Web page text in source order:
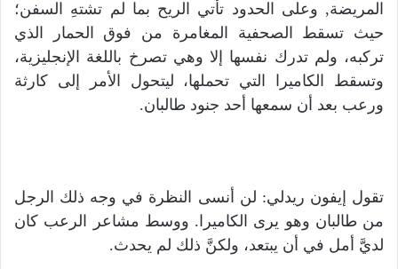
المريضة, وعلى الحدود تأتي الريح بما لم تشتهِ السفن؛
حيث تسقط الصحفية المغامرة من فوق الحمار الذي
تركبه، ولم تدرك نفسها إلا وهي تصرخ باللغة الإنجليزية،
وتسقط الكاميرا التي تحملها، ليتحول الأمر إلى كارثة
ورعب بعد أن سمعها أحد جنود طالبان.
تقول إيفون ريدلي: لن أنسى النظرة في وجه ذلك الرجل
من طالبان وهو يرى الكاميرا. ووسط مشاعر الرعب كان
لديَّ أمل في أن يبتعد، ولكنَّ ذلك لم يحدث.